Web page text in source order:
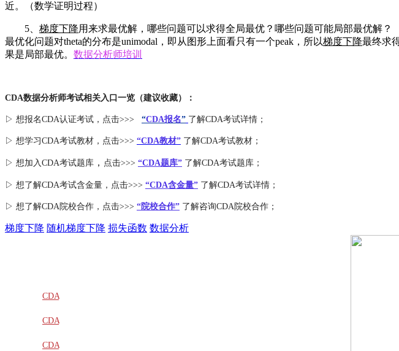
近。（数学证明过程）
5、 梯度下降用来求最优解，哪些问题可以求得全局最优？哪些问题可能局部最优解？
最优化问题对theta的分布是unimodal，即从图形上面看只有一个peak，所以梯度下降最终求
果是局部最优。 数据分析师培训
CDA数据分析师考试相关入口一览（建议收藏）：
▷ 想报名CDA认证考试，点击>>> “CDA报名” 了解CDA考试详情；
▷ 想学习CDA考试教材，点击>>> “CDA教材” 了解CDA考试教材；
▷ 想加入CDA考试题库 ， 点击>>> “CDA题库” 了解CDA考试题库；
▷ 想了解CDA考试含金量 ，点击>>> “CDA含金量” 了解CDA考试详情；
▷ 想了解CDA院校合作 ，点击>>> “院校合作” 了解咨询CDA院校合作；
梯度下降 随机梯度下降 损失函数 数据分析
CDA
教材
CDA
题库
CDA